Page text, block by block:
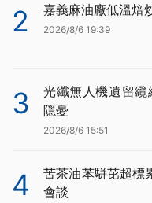
2 嘉義麻油廠低溫焙
2026/8/6 19:39
3
光纖無人機遺留
隱憂
2026/8/6 15:51
4
苦茶油苯駢芘超標
會談